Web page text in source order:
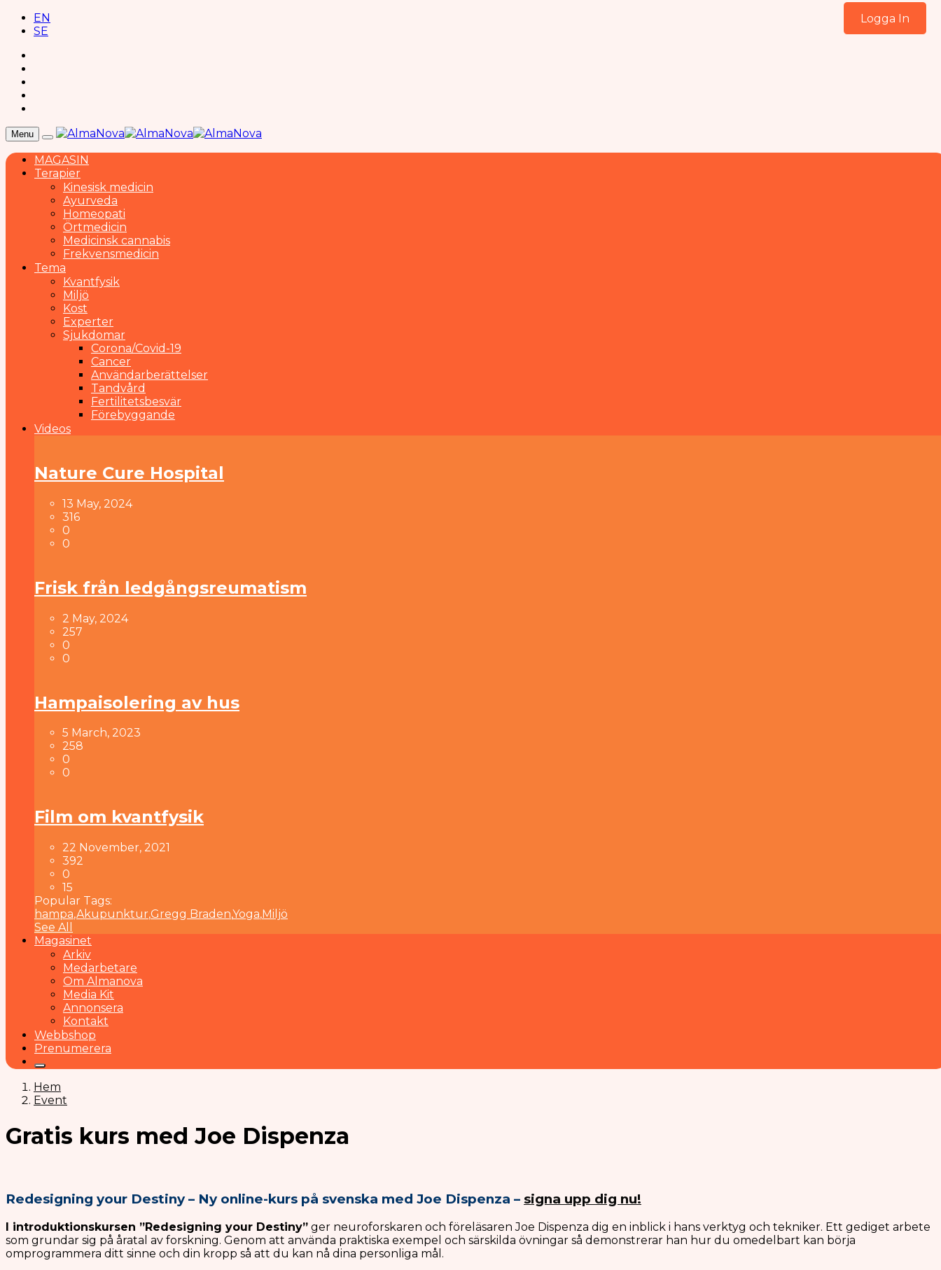
EN
SE
Menu
MAGASIN
Terapier
Kinesisk medicin
Ayurveda
Homeopati
Örtmedicin
Medicinsk cannabis
Frekvensmedicin
Tema
Kvantfysik
Miljö
Kost
Experter
Sjukdomar
Corona/Covid-19
Cancer
Användarberättelser
Tandvård
Fertilitetsbesvär
Förebyggande
Videos
Nature Cure Hospital
13 May, 2024
316
0
0
Frisk från ledgångsreumatism
2 May, 2024
257
0
0
Hampaisolering av hus
5 March, 2023
258
0
0
Film om kvantfysik
22 November, 2021
392
0
15
Popular Tags:
hampa,Akupunktur,Gregg Braden,Yoga,Miljö
See All
Magasinet
Arkiv
Medarbetare
Om Almanova
Media Kit
Annonsera
Kontakt
Webbshop
Prenumerera
Hem
Event
Gratis kurs med Joe Dispenza
Redesigning your Destiny – Ny online-kurs på svenska med Joe Dispenza – signa upp dig nu!
I introduktionskursen ”Redesigning your Destiny” ger neuroforskaren och föreläsaren Joe Dispenza dig en inblick i hans verktyg och tekniker. Ett gediget arbete
som grundar sig på åratal av forskning. Genom att använda praktiska exempel och särskilda övningar så demonstrerar han hur du omedelbart kan börja
omprogrammera ditt sinne och din kropp så att du kan nå dina personliga mål.
Logga In